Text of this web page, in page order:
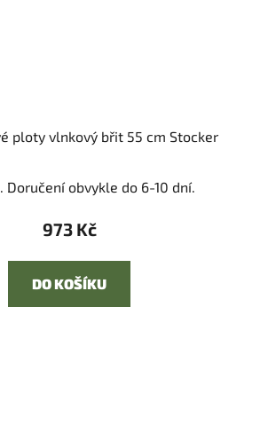
ploty vlnkový břit 55 cm Stocker
Doručení obvykle do 6-10 dní.
973 Kč
DO KOŠÍKU